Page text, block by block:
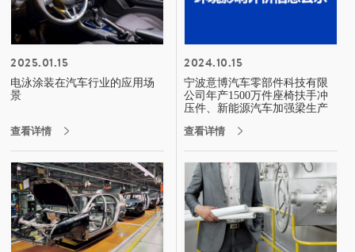
2025.01.15
电泳涂装在汽车行业的应用场
景
查看详情 
2024.10.15
宁波意博汽车零部件科技有限
公司年产1500万件座椅扶手冲
压件、新能源汽车加强梁生产
查看详情
